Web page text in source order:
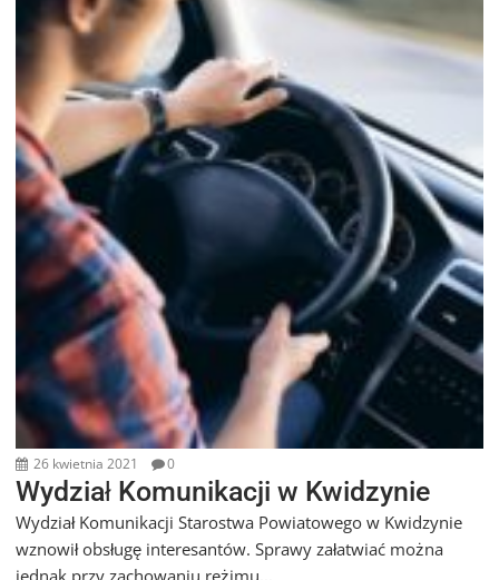
26 kwietnia 2021 0
Wydział Komunikacji w Kwidzynie
Wydział Komunikacji Starostwa Powiatowego w Kwidzynie
wznowił obsługę interesantów. Sprawy załatwiać można